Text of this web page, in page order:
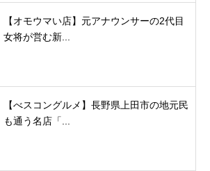
【オモウマい店】元アナウンサーの2代目
女将が営む新...
【べスコングルメ】長野県上田市の地元民
も通う名店「...